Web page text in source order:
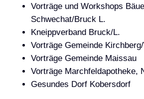
Vorträge und Workshops
Schwechat/Bruck L.
Kneippverband Bruck/L.
Vorträge Gemeinde
Vorträge Gemeinde Maissau
Vorträge Marchfeldapotheke,
Gesundes Dorf Kobersdorf